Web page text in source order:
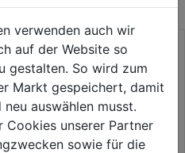
verwenden auch wir
auf der Website so
gestalten. So wird zum
Markt gespeichert, damit
auswählen musst.
Cookies unserer Partner
sowie für die